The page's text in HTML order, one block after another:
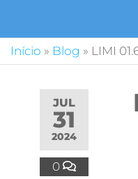
Início » Blog » LIMI
JUL
31
2024
0